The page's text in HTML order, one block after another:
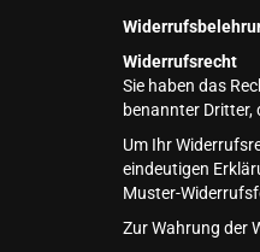
Widerrufsrecht
Sie haben das
benannter Dritter,
Um Ihr
eindeutigen
Muster-
Zur Wahrung der